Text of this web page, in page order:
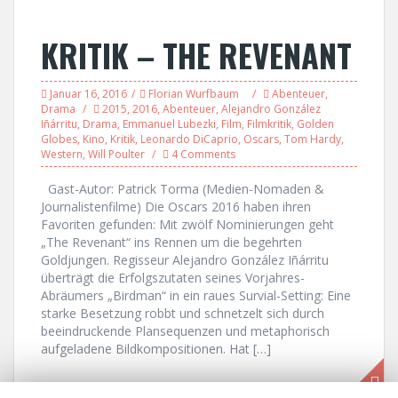
KRITIK – THE REVENANT
Januar 16, 2016 Florian Wurfbaum Abenteuer,
Drama
2015, 2016, Abenteuer, Alejandro González
Iñárritu, Drama, Emmanuel Lubezki, Film, Filmkritik, Golden
Globes, Kino, Kritik, Leonardo DiCaprio, Oscars, Tom Hardy,
Western, Will Poulter 4 Comments
Gast-Autor: Patrick Torma (Medien-Nomaden &
Journalistenfilme) Die Oscars 2016 haben ihren
Favoriten gefunden: Mit zwölf Nominierungen geht
„The Revenant“ ins Rennen um die begehrten
Goldjungen. Regisseur Alejandro González Iñárritu
überträgt die Erfolgszutaten seines Vorjahres-
Abräumers „Birdman“ in ein raues Survial-Setting: Eine
starke Besetzung robbt und schnetzelt sich durch
beeindruckende Plansequenzen und metaphorisch
aufgeladene Bildkompositionen. Hat […]